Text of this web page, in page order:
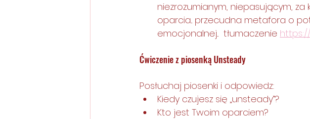
niezrozumianym, niepasującym,
oparcia... przecudna metafora o
emocjonalnej...  tłumaczenie
Ćwiczenie z piosenką Unsteady
Posłuchaj piosenki i odpowiedz:
Kiedy czujesz się „unsteady”?
Kto jest Twoim oparciem?